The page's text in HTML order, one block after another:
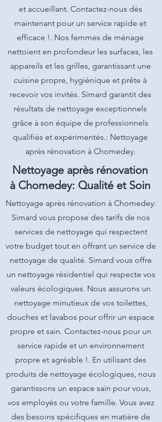
et accueillant. Contactez-nous dès
maintenant pour un service rapide et
efficace !. Nos femmes de ménage
nettoient en profondeur les surfaces, les
appareils et les grilles, garantissant une
cuisine propre, hygiénique et prête à
recevoir vos invités. Simard garantit des
résultats de nettoyage exceptionnels
grâce à son équipe de professionnels
qualifiés et expérimentés.: Nettoyage
après rénovation à Chomedey.
Nettoyage après rénovation
à Chomedey: Qualité et Soin
Nettoyage après rénovation à Chomedey:
Simard vous propose des tarifs de nos
services de nettoyage qui respectent
votre budget tout en offrant un service de
nettoyage de qualité. Simard vous offre
un nettoyage résidentiel qui respecte vos
valeurs écologiques. Nous assurons un
nettoyage minutieux de vos toilettes,
douches et lavabos pour offrir un espace
propre et sain. Contactez-nous pour un
service rapide et un environnement
propre et agréable !. En utilisant des
produits de nettoyage écologiques, nous
garantissons un espace sain pour vous,
vos employés ou votre famille. Vous avez
des besoins spécifiques en matière de